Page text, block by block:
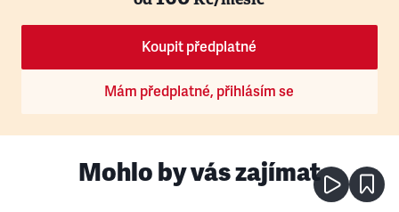
Koupit předplatné
Mám předplatné, přihlásím se
Mohlo by vás zajímat